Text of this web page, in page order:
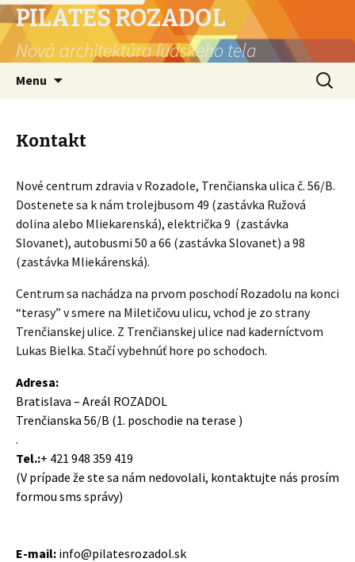
PILATES ROZADOL
Nová architektúra ľudskeho tela
Menu
Search
for:
Kontakt
Nové centrum zdravia v Rozadole, Trenčianska ulica č. 56/B.
Dostenete sa k nám trolejbusom 49 (zastávka Ružová
dolina alebo Mliekarenská), električka 9 (zastávka
Slovanet), autobusmi 50 a 66 (zastávka Slovanet) a 98
(zastávka Mliekárenská).
Centrum sa nachádza na prvom poschodí Rozadolu na konci
“terasy” v smere na Miletičovu ulicu, vchod je zo strany
Trenčianskej ulice. Z Trenčianskej ulice nad kaderníctvom
Lukas Bielka. Stačí vybehnúť hore po schodoch.
Adresa:
Bratislava – Areál ROZADOL
Trenčianska 56/B (1. poschodie na terase )
.
Tel.:+ 421 948 359 419
(V prípade že ste sa nám nedovolali, kontaktujte nás prosím
formou sms správy)
E-mail: info@pilatesrozadol.sk